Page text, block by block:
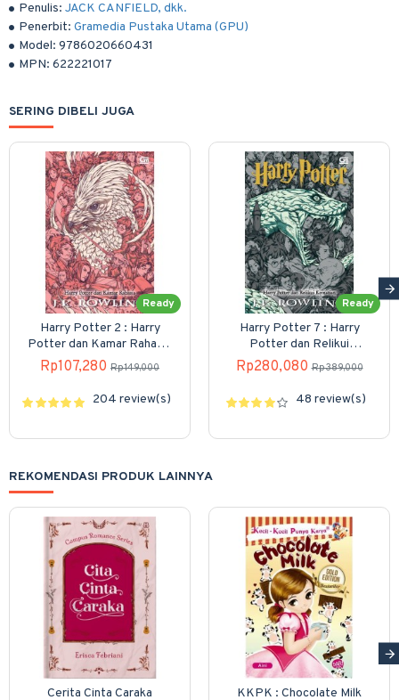
Penulis: JACK CANFIELD, dkk.
Penerbit: Gramedia Pustaka Utama (GPU)
Model: 9786020660431
MPN: 622221017
SERING DIBELI JUGA
Ready
Harry Potter 2 : Harry
Potter dan Kamar Rahasia
(Cover Baru)
Rp107,280 Rp149,000
204 review(s)
Ready
Harry Potter 7 : Harry
Potter dan Relikui
Kematian (Cover Baru)
Rp280,080 Rp389,000
48 review(s)
REKOMENDASI PRODUK LAINNYA
Cerita Cinta Caraka
KKPK : Chocolate Milk